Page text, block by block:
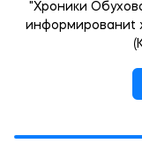
"Хроники
информированиt